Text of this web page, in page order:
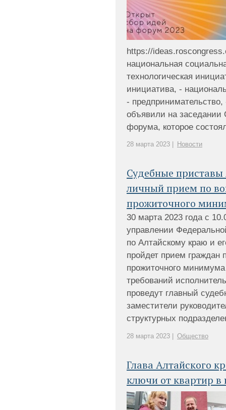
https://
национальная
технологическая
инициатива, -
-
объявили на заседании
форума, которое
28 марта 2023 | Новости
Судебные приставы
личный прием по
прожиточного
30 марта 2023 года с
управлении
по Алтайскому краю и
пройдет прием граждан
прожиточного
требований
проведут главный
заместители
структурных
28 марта 2023 | Общество
Глава Алтайского
ключи от квартир